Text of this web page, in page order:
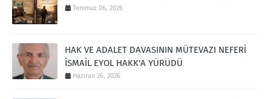
Temmuz 06, 2026
HAK VE ADALET DAVASININ MÜTEVAZI NEFERİ
İSMAİL EYOL HAKK'A YÜRÜDÜ
Haziran 26, 2026